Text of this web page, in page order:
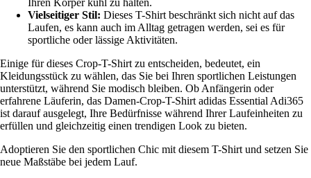
Vielseitiger Stil: Dieses T-Shirt beschränkt sich nicht auf das
Laufen, es kann auch im Alltag getragen werden, sei es für
sportliche oder lässige Aktivitäten.
Einige für dieses Crop-T-Shirt zu entscheiden, bedeutet, ein
Kleidungsstück zu wählen, das Sie bei Ihren sportlichen Leistungen
unterstützt, während Sie modisch bleiben. Ob Anfängerin oder
erfahrene Läuferin, das Damen-Crop-T-Shirt adidas Essential Adi365
ist darauf ausgelegt, Ihre Bedürfnisse während Ihrer Laufeinheiten zu
erfüllen und gleichzeitig einen trendigen Look zu bieten.
Adoptieren Sie den sportlichen Chic mit diesem T-Shirt und setzen Sie
neue Maßstäbe bei jedem Lauf.